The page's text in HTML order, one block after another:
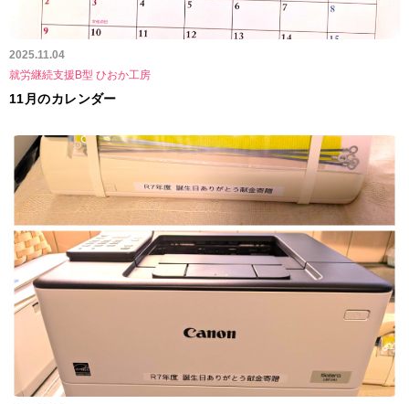
2025.11.04
就労継続支援B型 ひおか工房
11月のカレンダー